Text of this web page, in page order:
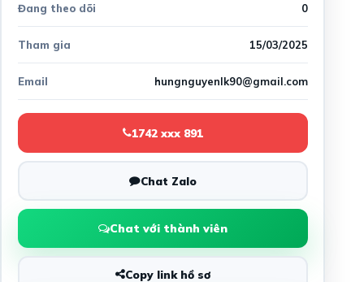
Đang theo dõi 0
Tham gia 15/03/2025
Email hungnguyenlk90@gmail.com
1742 xxx 891
Chat Zalo
Chat với thành viên
Copy link hồ sơ